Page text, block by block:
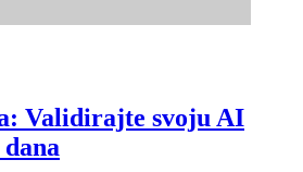
Validirajte svoju AI